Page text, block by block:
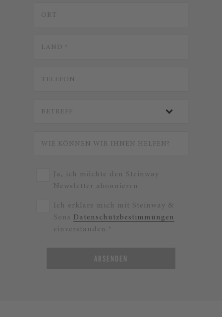
Ja, ich möchte den Steinway
Newsletter abonnieren.
Ich erkläre mich mit Steinway &
Sons Datenschutzbestimmungen
einverstanden.*
ABSENDEN